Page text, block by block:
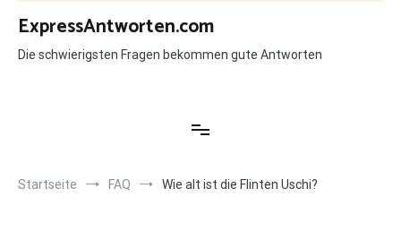
Zum
Inhalt
springen
ExpressAntworten.com
Die schwierigsten Fragen bekommen gute Antworten
Startseite FAQ Wie alt ist die Flinten Uschi?